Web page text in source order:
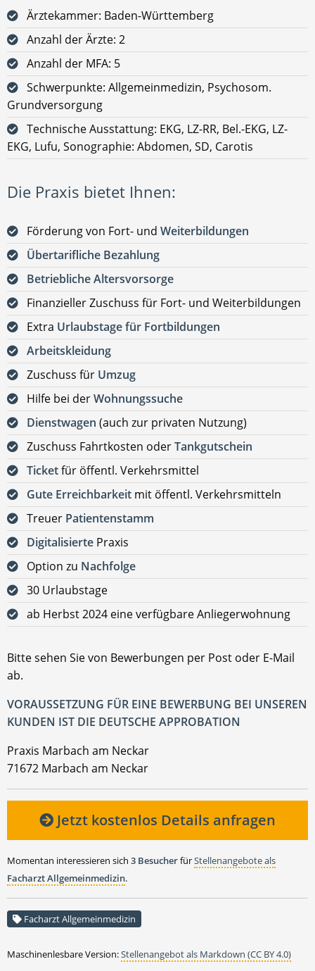
Ärztekammer: Baden-Württemberg
Anzahl der Ärzte: 2
Anzahl der MFA: 5
Schwerpunkte: Allgemeinmedizin, Psychosom.
Grundversorgung
Technische Ausstattung: EKG, LZ-RR, Bel.-EKG, LZ-
EKG, Lufu, Sonographie: Abdomen, SD, Carotis
Die Praxis bietet Ihnen:
Förderung von Fort- und Weiterbildungen
Übertarifliche Bezahlung
Betriebliche Altersvorsorge
Finanzieller Zuschuss für Fort- und Weiterbildungen
Extra Urlaubstage für Fortbildungen
Arbeitskleidung
Zuschuss für Umzug
Hilfe bei derWohnungssuche
Dienstwagen (auch zur privaten Nutzung)
Zuschuss Fahrtkosten oderTankgutschein
Ticketfür öffentl. Verkehrsmittel
Gute Erreichbarkeit mit öffentl. Verkehrsmitteln
Treuer Patientenstamm
Digitalisierte Praxis
Option zu Nachfolge
30 Urlaubstage
ab Herbst 2024 eine verfügbare Anliegerwohnung
Bitte sehen Sie von Bewerbungen per Post oder E-Mail
ab.
VORAUSSETZUNG FÜR EINE BEWERBUNG BEI UNSEREN
KUNDEN IST DIE DEUTSCHE APPROBATION
Praxis Marbach am Neckar
71672 Marbach am Neckar
Jetzt kostenlos Details anfragen
Momentan interessieren sich 3 BesucherfürStellenangebote als
Facharzt Allgemeinmedizin.
Facharzt Allgemeinmedizin
Maschinenlesbare Version:Stellenangebot als Markdown (CC BY 4.0)